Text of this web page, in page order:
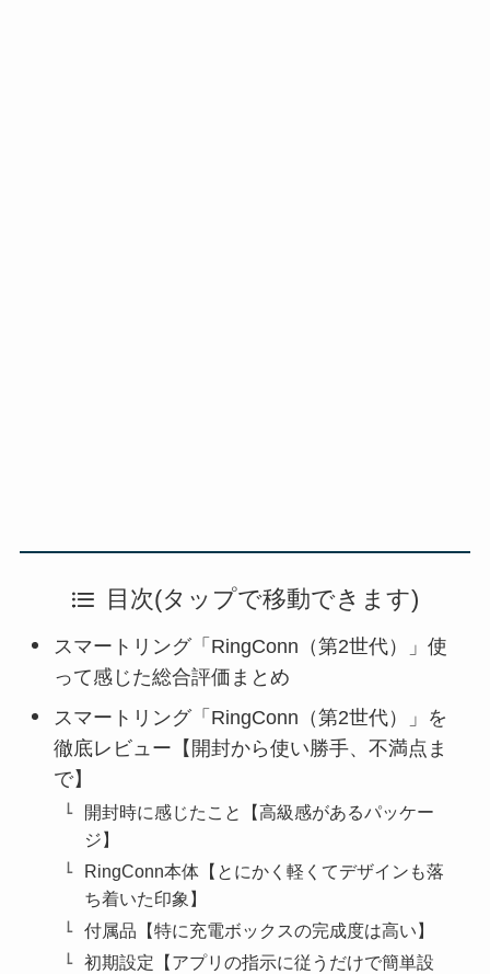
目次(タップで移動できます)
スマートリング「RingConn（第2世代）」使
って感じた総合評価まとめ
スマートリング「RingConn（第2世代）」を
徹底レビュー【開封から使い勝手、不満点ま
で】
開封時に感じたこと【高級感があるパッケー
ジ】
RingConn本体【とにかく軽くてデザインも落
ち着いた印象】
付属品【特に充電ボックスの完成度は高い】
初期設定【アプリの指示に従うだけで簡単設